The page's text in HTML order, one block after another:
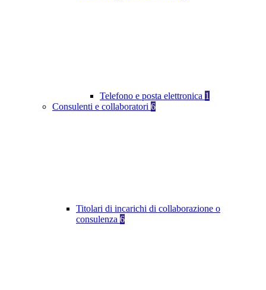
Telefono e posta elettronica 1
Consulenti e collaboratori 6
Titolari di incarichi di collaborazione o
consulenza 6